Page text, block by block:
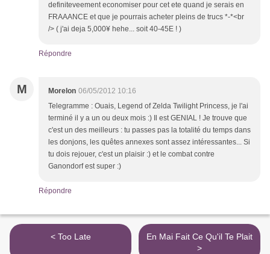
definiteveement economiser pour cet ete quand je serais en
FRAAANCE et que je pourrais acheter pleins de trucs *-*<br
/> ( j'ai deja 5,000¥ hehe... soit 40-45E ! )
Répondre
M Morelon 06/05/2012 10:16
Telegramme : Ouais, Legend of Zelda Twilight Princess, je l'ai
terminé il y a un ou deux mois :) Il est GENIAL ! Je trouve que
c'est un des meilleurs : tu passes pas la totalité du temps dans
les donjons, les quêtes annexes sont assez intéressantes... Si
tu dois rejouer, c'est un plaisir :) et le combat contre
Ganondorf est super :)
Répondre
< Too Late
En Mai Fait Ce Qu'il Te Plait
>